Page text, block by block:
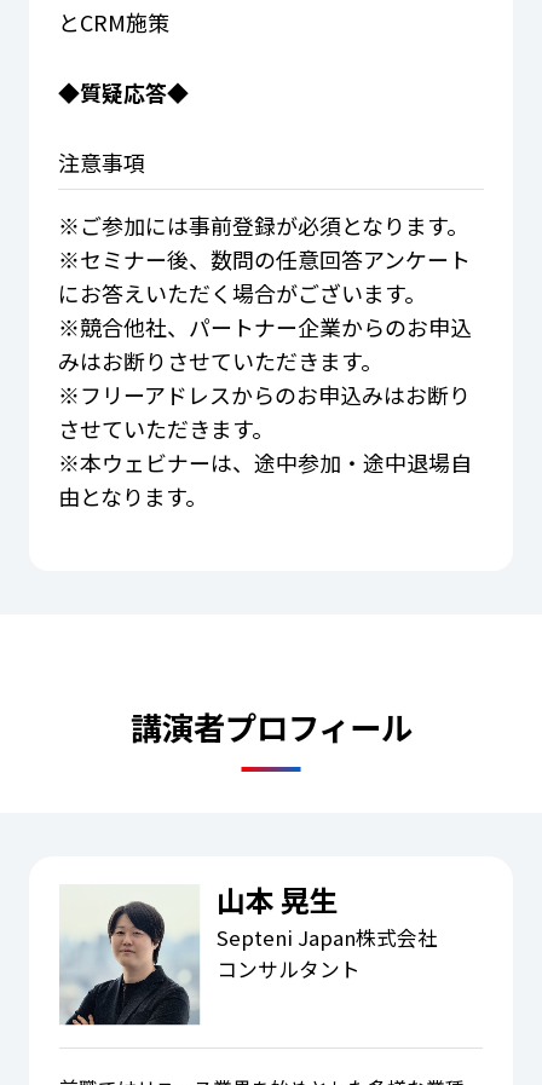
とCRM施策
◆質疑応答◆
注意事項
※ご参加には事前登録が必須となります。
※セミナー後、数問の任意回答アンケート
にお答えいただく場合がございます。
※競合他社、パートナー企業からのお申込
みはお断りさせていただきます。
※フリーアドレスからのお申込みはお断り
させていただきます。
※本ウェビナーは、途中参加・途中退場自
由となります。
講演者プロフィール
山本 晃生
Septeni Japan株式会社
コンサルタント